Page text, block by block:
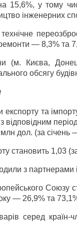
15,6%, у тому
інженерних
— 8,3% та
(м. Києва,
обсягу
та
дол. (за
становить 1,03
з партнерами
Союзу
— 26,9% та
серед